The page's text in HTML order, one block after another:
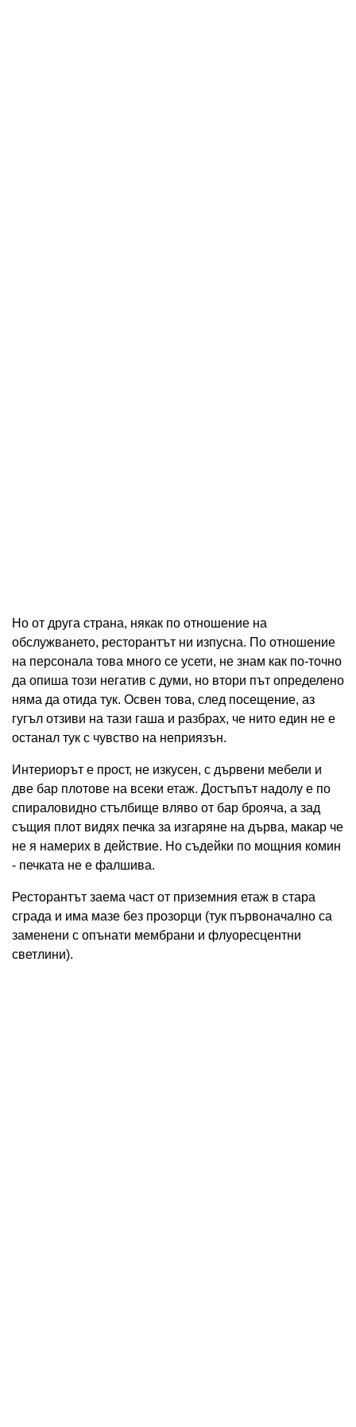
Но от друга страна, някак по отношение на
обслужването, ресторантът ни изпусна. По отношение
на персонала това много се усети, не знам как по-точно
да опиша този негатив с думи, но втори път определено
няма да отида тук. Освен това, след посещение, аз
гугъл отзиви на тази гаша и разбрах, че нито един не е
останал тук с чувство на неприязън.
Интериорът е прост, не изкусен, с дървени мебели и
две бар плотове на всеки етаж. Достъпът надолу е по
спираловидно стълбище вляво от бар брояча, а зад
същия плот видях печка за изгаряне на дърва, макар че
не я намерих в действие. Но съдейки по мощния комин
- печката не е фалшива.
Ресторантът заема част от приземния етаж в стара
сграда и има мазе без прозорци (тук първоначално са
заменени с опънати мембрани и флуоресцентни
светлини).